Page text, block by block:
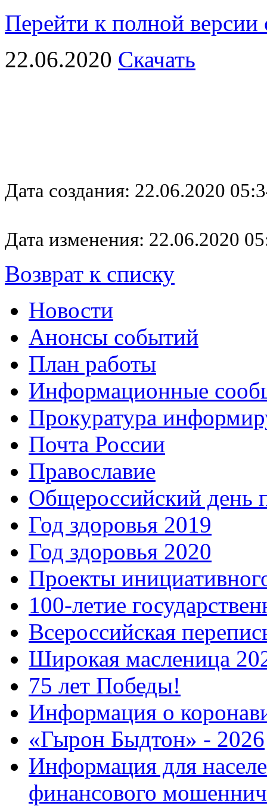
Перейти к полной версии
22.06.2020 Скачать
Дата создания: 22.06.2020
Дата изменения: 22.06.2020
Возврат к списку
Новости
Анонсы событий
План работы
Информационные
Прокуратура
Почта России
Православие
Общероссийский день
Год здоровья 2019
Год здоровья 2020
Проекты
100-летие
Всероссийская
Широкая масленица
75 лет Победы!
Информация о
«Гырон Быдтон» - 2026
Информация для
финансового